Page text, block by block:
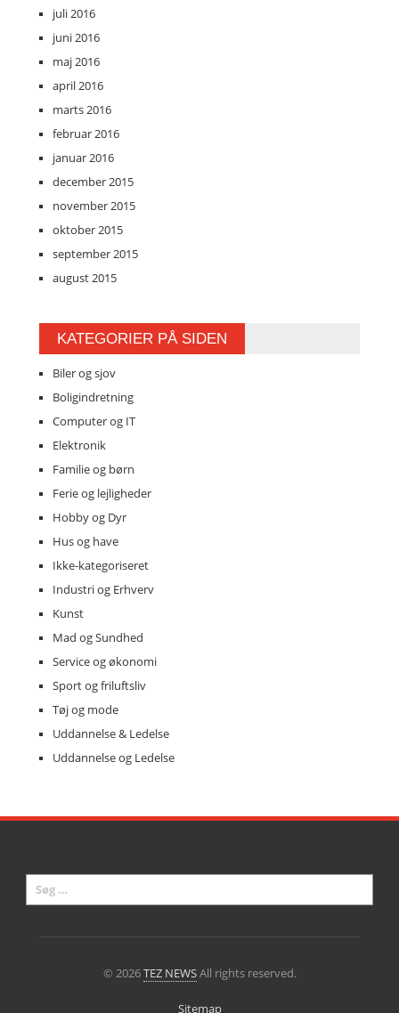
juli 2016
juni 2016
maj 2016
april 2016
marts 2016
februar 2016
januar 2016
december 2015
november 2015
oktober 2015
september 2015
august 2015
KATEGORIER PÅ SIDEN
Biler og sjov
Boligindretning
Computer og IT
Elektronik
Familie og børn
Ferie og lejligheder
Hobby og Dyr
Hus og have
Ikke-kategoriseret
Industri og Erhverv
Kunst
Mad og Sundhed
Service og økonomi
Sport og friluftsliv
Tøj og mode
Uddannelse & Ledelse
Uddannelse og Ledelse
© 2026TEZ NEWSAll rights reserved.
Sitemap